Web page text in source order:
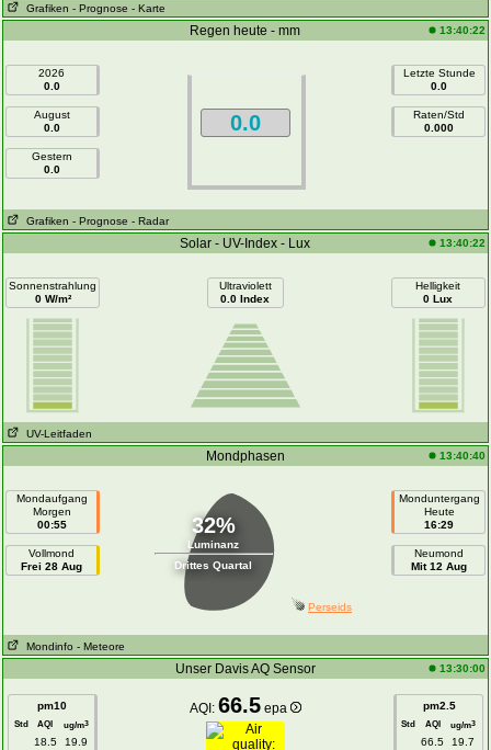
Grafiken - Prognose - Karte
Regen heute - mm 13:40:22
2026
0.0
August
0.0
Gestern
0.0
0.0
Letzte Stunde
0.0
Raten/Std
0.000
Grafiken - Prognose - Radar
Solar - UV-Index - Lux 13:40:22
Sonnenstrahlung
0 W/m²
Ultraviolett
0.0 Index
Helligkeit
0 Lux
UV-Leitfaden
Mondphasen 13:40:40
Mondaufgang
Morgen
00:55
Vollmond
Frei 28 Aug
32%
Luminanz
Drittes Quartal
Monduntergang
Heute
16:29
Neumond
Mit 12 Aug
Perseids
Mondinfo - Meteore
Unser Davis AQ Sensor 13:30:00
pm10
Std AQI ug/m3
18.5 19.9
AQI: 66.5 epa pm2.5
Std AQI ug/m3
66.5 19.7